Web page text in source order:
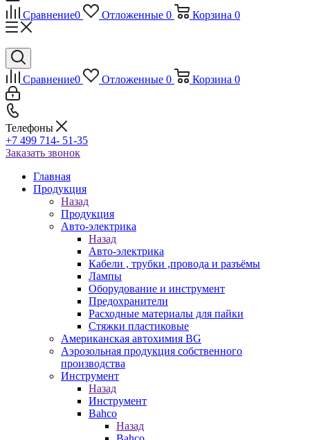
Сравнение0 Отложенные 0 Корзина 0
Сравнение0 Отложенные 0 Корзина 0
Телефоны
+7 499 714- 51-35
Заказать звонок
Главная
Продукция
Назад
Продукция
Авто-электрика
Назад
Авто-электрика
Кабели , трубки ,провода и разъёмы
Лампы
Оборудование и инструмент
Предохранители
Расходные материалы для пайки
Стяжки пластиковые
Американская автохимия BG
Аэрозольная продукция собственного
производства
Инструмент
Назад
Инструмент
Bahco
Назад